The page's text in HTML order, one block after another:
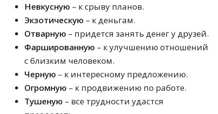
Невкусную – к срыву планов.
Экзотическую – к деньгам.
Отварную – придется занять денег у друзей.
Фаршированную – к улучшению отношений
с близким человеком.
Черную – к интересному предложению.
Огромную – к продвижению по работе.
Тушеную – все трудности удастся